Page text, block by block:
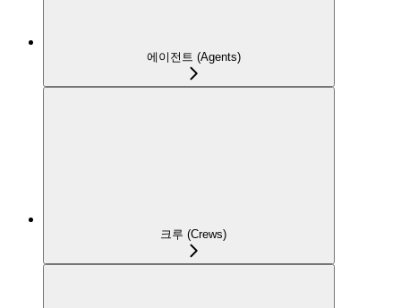
에이전트 (Agents)
크루 (Crews)